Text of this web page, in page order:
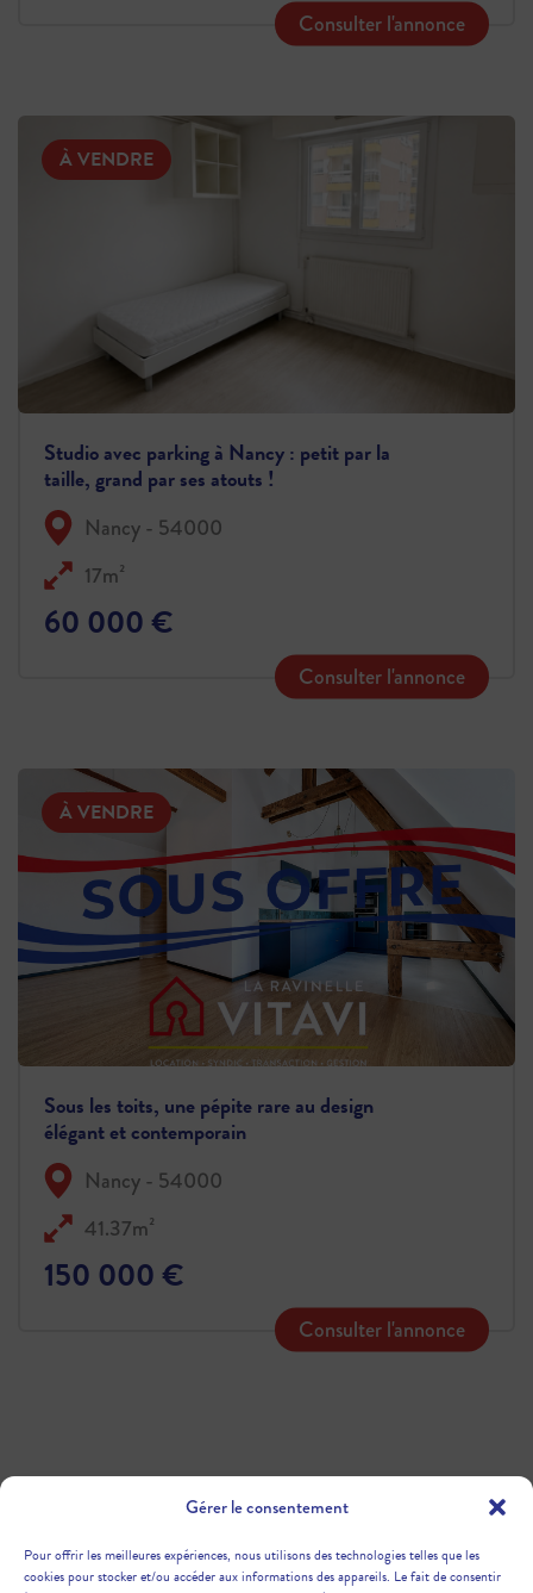
Gérer le consentement
Pour offrir les meilleures expériences, nous utilisons des technologies telles que les
cookies pour stocker et/ou accéder aux informations des appareils. Le fait de consentir
Consulter l'annonce
À VENDRE
Studio avec parking à Nancy : petit par la
taille, grand par ses atouts !
Nancy - 54000
17m²
60 000 €
Consulter l'annonce
À VENDRE
Sous les toits, une pépite rare au design
élégant et contemporain
Nancy - 54000
41.37m²
150 000 €
Consulter l'annonce